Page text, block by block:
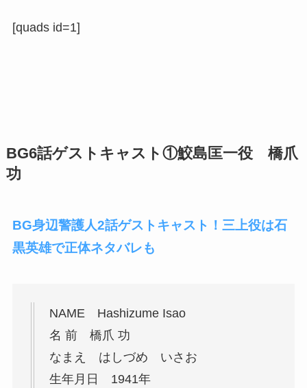
[quads id=1]
BG6話ゲストキャスト①鮫島匡一役 橋爪
功
BG身辺警護人2話ゲストキャスト！三上役は石
黒英雄で正体ネタバレも
NAME Hashizume Isao
名 前 橋爪 功
なまえ はしづめ いさお
生年月日 1941年